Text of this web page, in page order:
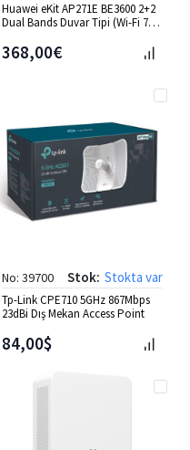
Huawei eKit AP271E BE3600 2+2
Dual Bands Duvar Tipi (Wi-Fi 7)
368,00€
No: 39700 Stok: Stokta var
Tp-Link CPE710 5GHz 867Mbps
23dBi Dış Mekan Access Point
84,00$